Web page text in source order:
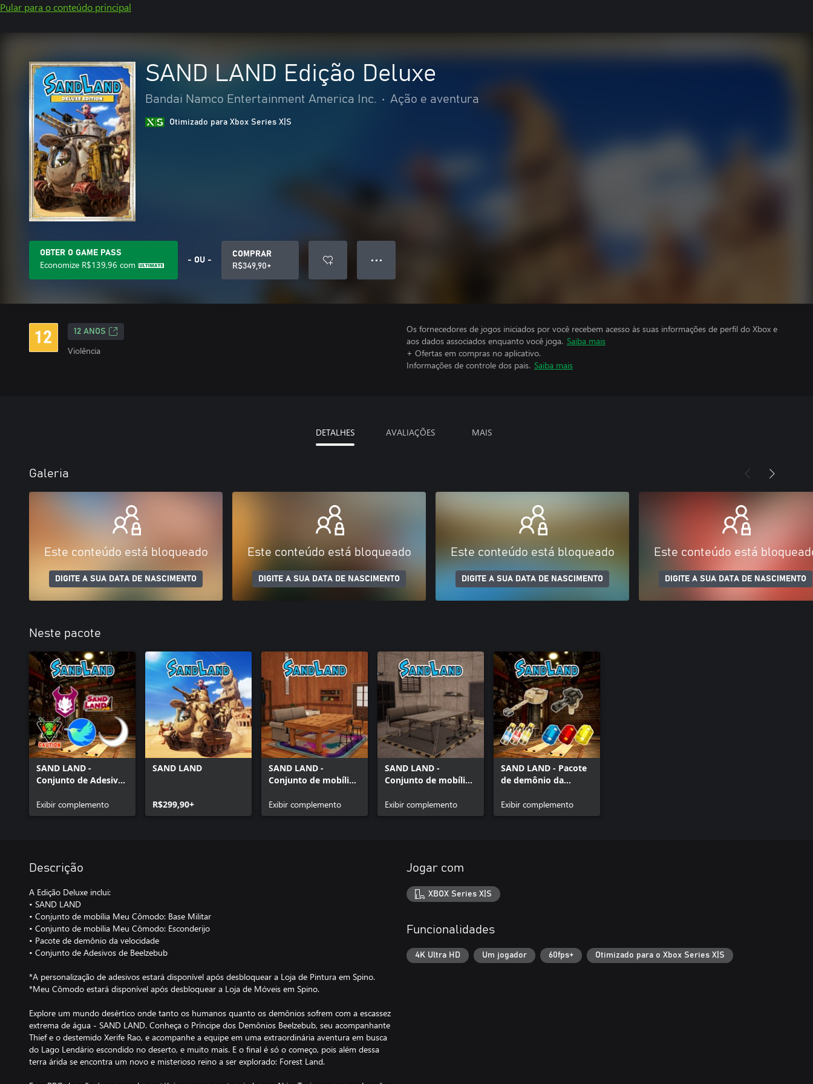
Pular para o conteúdo principal
SAND LAND Edição Deluxe
Bandai Namco Entertainment America Inc. • Ação e aventura
Otimizado para Xbox Series X|S
OBTER O GAME PASS
Economize R$139,96 com - OU -
COMPRAR
R$349,90+
● ● ●
12 ANOS
Violência
Os fornecedores de jogos iniciados por você recebem acesso às suas informações de perfil do Xbox e
aos dados associados enquanto você joga. Saiba mais
+ Ofertas em compras no aplicativo.
Informações de controle dos pais. Saiba mais
DETALHES AVALIAÇÕES MAIS
Galeria
Este conteúdo está bloqueado
DIGITE A SUA DATA DE NASCIMENTO
Este conteúdo está bloqueado
DIGITE A SUA DATA DE NASCIMENTO
Este conteúdo está bloqueado
DIGITE A SUA DATA DE NASCIMENTO
Este conteúdo está
DIGITE A SUA DATA DE NASCIMENTO
Neste pacote
SAND LAND -
Conjunto de Adesivos
Exibir complemento
SAND LAND
R$299,90+
SAND LAND -
Conjunto de mobília
Esconderijo
Exibir complemento
SAND LAND -
Conjunto de mobília
Militar
Exibir complemento
SAND LAND - Pacote
de demônio da
Exibir complemento
Descrição
A Edição Deluxe inclui:
• SAND LAND
• Conjunto de mobília Meu Cômodo: Base Militar
• Conjunto de mobília Meu Cômodo: Esconderijo
• Pacote de demônio da velocidade
• Conjunto de Adesivos de Beelzebub
*A personalização de adesivos estará disponível após desbloquear a Loja de Pintura em Spino.
*Meu Cômodo estará disponível após desbloquear a Loja de Móveis em Spino.
Explore um mundo desértico onde tanto os humanos quanto os demônios sofrem com a escassez
extrema de água - SAND LAND. Conheça o Príncipe dos Demônios Beelzebub, seu acompanhante
Thief e o destemido Xerife Rao, e acompanhe a equipe em uma extraordinária aventura em busca
do Lago Lendário escondido no deserto, e muito mais. E o final é só o começo, pois além dessa
terra árida se encontra um novo e misterioso reino a ser explorado: Forest Land.
Jogar com
XBOX Series X|S
Funcionalidades
4K Ultra HD Um jogador 60fps+ Otimizado para o Xbox Series X|S